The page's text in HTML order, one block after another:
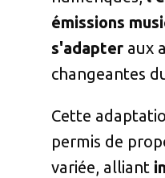
émissions
s'adapter aux
changeantes
Cette
permis de
variée, alliant